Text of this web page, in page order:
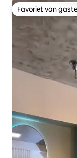
Favoriet van
Favoriet van